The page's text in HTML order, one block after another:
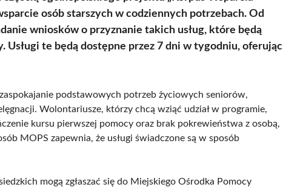
osób starszych w codziennych potrzebach. Od
wniosków o przyznanie takich usług, które będą
Usługi te będą dostępne przez 7 dni w tygodniu, oferując
podstawowych potrzeb życiowych seniorów,
Wolontariusze, którzy chcą wziąć udział w programie,
kursu pierwszej pomocy oraz brak pokrewieństwa z osobą,
MOPS zapewnia, że usługi świadczone są w sposób
mogą zgłaszać się do Miejskiego Ośrodka Pomocy